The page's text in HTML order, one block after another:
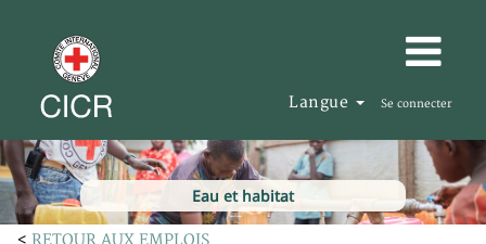
Langue Se connecter
Eau et habitat